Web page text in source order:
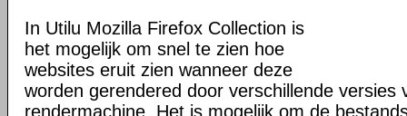
In Utilu Mozilla Firefox Collection is
het mogelijk om snel te zien hoe
websites eruit zien wanneer deze
worden gerendered door verschillende versies
rendermachine. Het is mogelijk om de